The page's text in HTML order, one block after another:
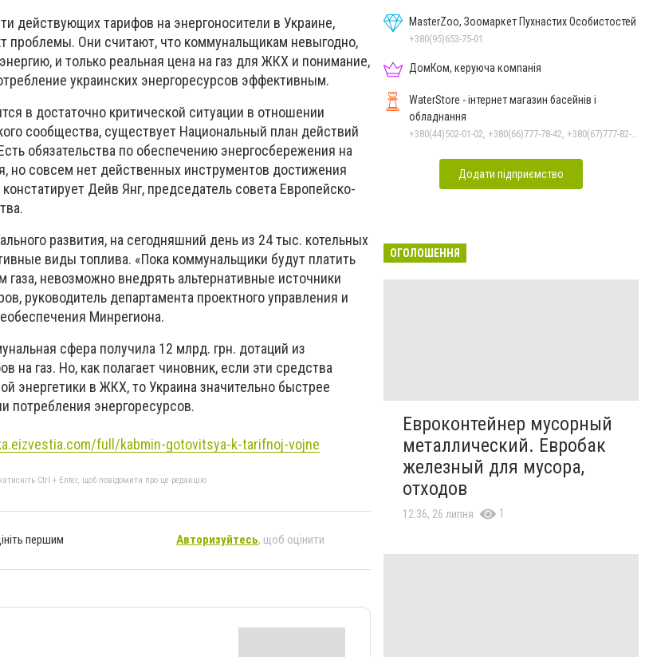
действующих тарифов на энергоносители в Украине,
проблемы. Они считают, что коммунальщикам невыгодно,
и только реальная цена на газ для ЖКХ и понимание,
украинских энергоресурсов эффективным.
в достаточно критической ситуации в отношении
сообщества, существует Национальный план действий
обязательства по обеспечению энергосбережения на
но совсем нет действенных инструментов достижения
Дейв Янг, председатель совета Европейско-
развития, на сегодняшний день из 24 тыс. котельных
виды топлива. «Пока коммунальщики будут платить
газа, невозможно внедрять альтернативные источники
руководитель департамента проектного управления и
Минрегиона.
сфера получила 12 млрд. грн. дотаций из
на газ. Но, как полагает чиновник, если эти средства
энергетики в ЖКХ, то Украина значительно быстрее
потребления энергоресурсов.
full/kabmin-gotovitsya-k-tarifnoj-vojne
Ctrl + Enter, щоб повідомити про це редакцію
першим Авторизуйтесь, щоб оцінити
MasterZoo, Зоомаркет Пухнастих Особистостей
+380(95)653-75-01
ДомКом, керуюча компанія
WaterStore - інтернет магазин басейнів і
обладнання
+380(44)502-01-02, +380(66)777-78-42, +380(67)777-82-19, +380(67)890-80-80, +380(73)890-80-80, +380(44)502-01-03
Додати підприємство
ОГОЛОШЕННЯ
Евроконтейнер мусорный
металлический. Евробак
железный для мусора,
отходов
12:36, 26 липня 1